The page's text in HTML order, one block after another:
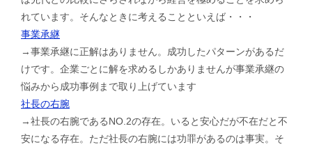
れています。そんなときに考えることといえば・・・
事業承継
→事業承継に正解はありません。成功したパターンがあるだ
けです。企業ごとに解を求めるしかありませんが事業承継の
悩みから成功事例まで取り上げています
社長の右腕
→社長の右腕であるNO.2の存在。いると安心だが不在だと不
安になる存在。ただ社長の右腕には功罪があるのは事実。そ